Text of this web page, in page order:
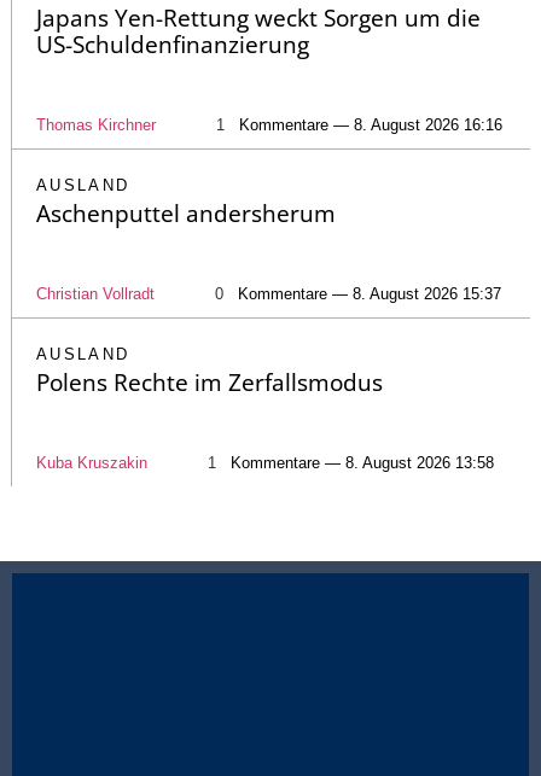
Japans Yen-Rettung weckt Sorgen um die
US-Schuldenfinanzierung
Thomas Kirchner 1 Kommentare — 8. August 2026 16:16
AUSLAND
Aschenputtel andersherum
Christian Vollradt 0 Kommentare — 8. August 2026 15:37
AUSLAND
Polens Rechte im Zerfallsmodus
Kuba Kruszakin 1 Kommentare — 8. August 2026 13:58